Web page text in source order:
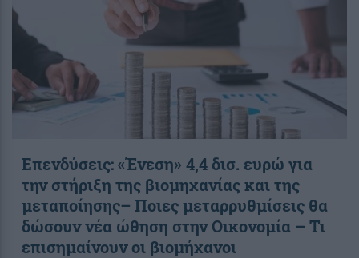
Επενδύσεις: «Ένεση» 4,4 δισ. ευρώ για
την στήριξη της βιομηχανίας και της
μεταποίησης– Ποιες μεταρρυθμίσεις θα
δώσουν νέα ώθηση στην Οικονομία – Τι
επισημαίνουν οι βιομήχανοι